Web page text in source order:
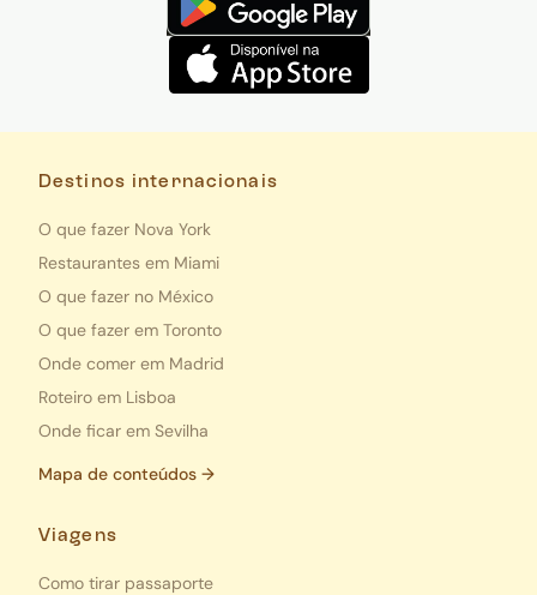
Destinos internacionais
O que fazer Nova York
Restaurantes em Miami
O que fazer no México
O que fazer em Toronto
Onde comer em Madrid
Roteiro em Lisboa
Onde ficar em Sevilha
Mapa de conteúdos →
Viagens
Como tirar passaporte